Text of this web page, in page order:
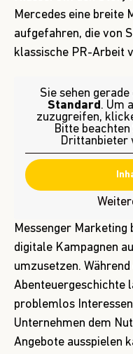
Mercedes eine breite
aufgefahren, die von
klassische PR-Arbeit
Sie sehen
Standard. Um
zuzugreifen,
Bitte beachten
Drittanbieter
Messenger
digitale Kampagnen
umzusetzen.
Abenteuergeschichte
problemlos
Unternehmen dem
Angebote ausspielen